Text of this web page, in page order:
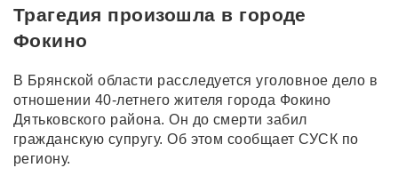
Трагедия произошла в городе
Фокино
В Брянской области расследуется уголовное дело в
отношении 40-летнего жителя города Фокино
Дятьковского района. Он до смерти забил
гражданскую супругу. Об этом сообщает СУСК по
региону.